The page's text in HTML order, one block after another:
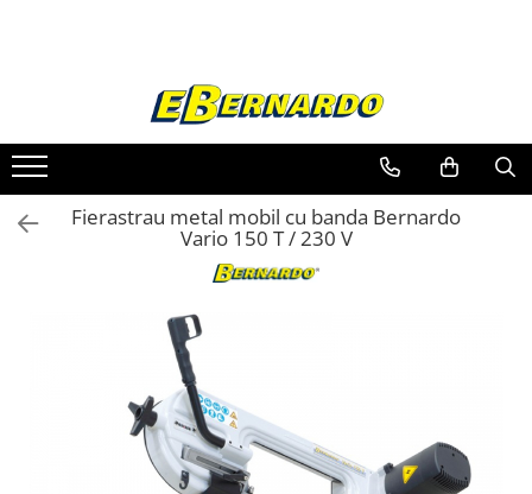
Prelucrare metal
Fierastraie pentru metal
Ferastraie mobile pentru metal
Fierastraie prelucrare metal
Ferastraie circulare pentru metal
Dispozitive de sudare pentru panze
Ferastraie automate cu banda si
Ferastraie metal cu banda si taiere
dubla semiautomate
Ferastraie prelucrare metal cu
Fierastrau metal mobil cu banda Bernardo
Vario 150 T / 230 V